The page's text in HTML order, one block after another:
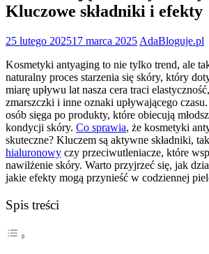
Kluczowe składniki i efekty
25 lutego 202517 marca 2025 AdaBloguje.pl
Kosmetyki antyaging to nie tylko trend, ale
naturalny proces starzenia się skóry, który
miarę upływu lat nasza cera traci
zmarszczki i inne oznaki upływającego
osób sięga po produkty, które obiecują
kondycji skóry. Co sprawia, że kosmetyki
skuteczne? Kluczem są aktywne składniki,
hialuronowy czy przeciwutleniacze, które
nawilżenie skóry. Warto przyjrzeć się, jak
jakie efekty mogą przynieść w codziennej
Spis treści